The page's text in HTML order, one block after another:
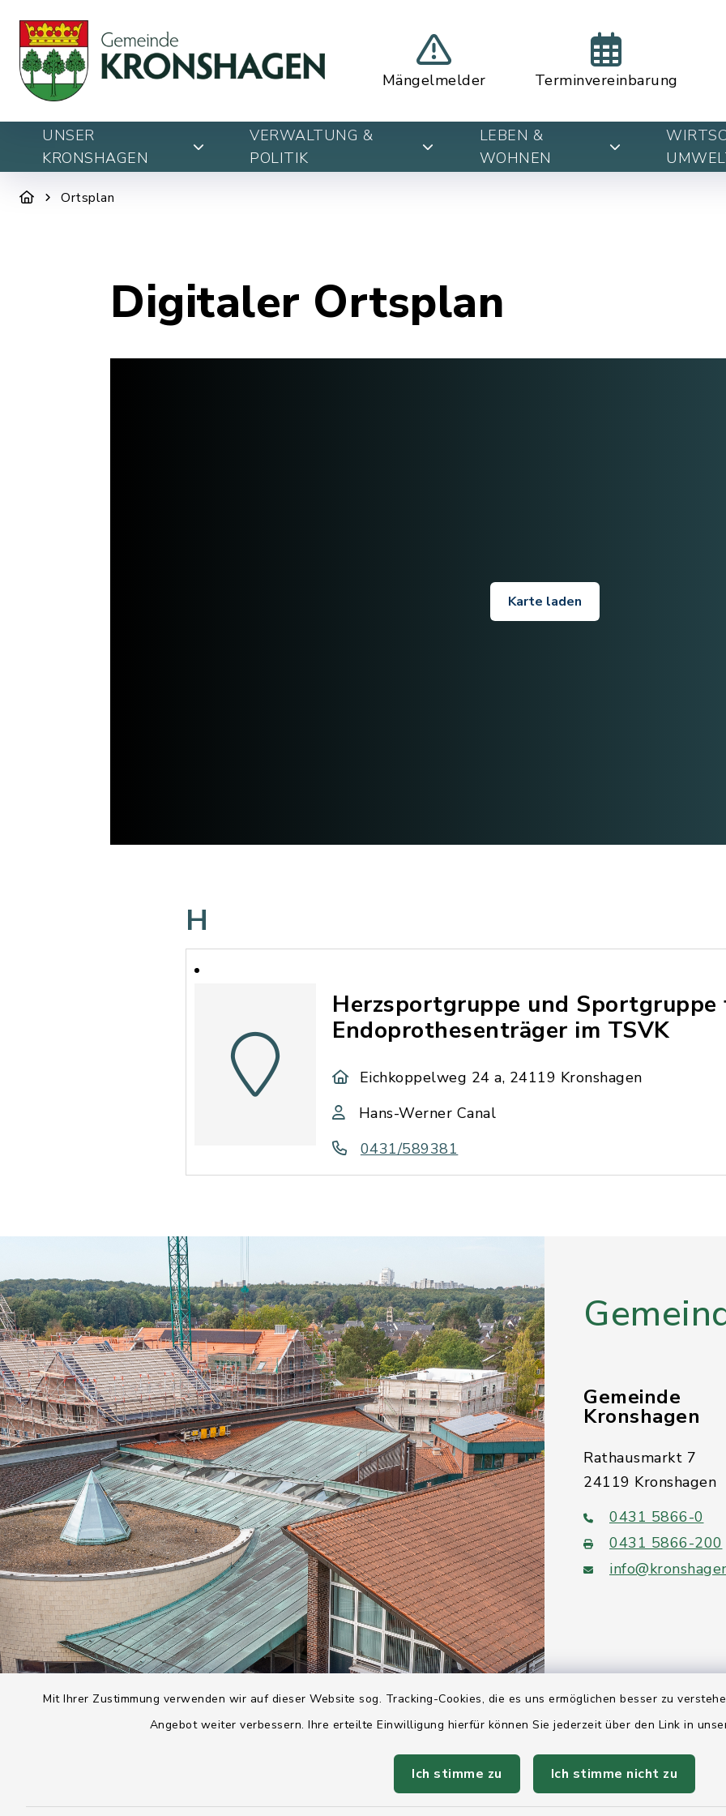
Mit Ihrer Zustimmung verwenden wir auf dieser Website sog. Tracking-Cookies, die es uns ermöglichen besser zu
Angebot weiter verbessern. Ihre erteilte Einwilligung hierfür können Sie jederzeit über den Link in
Ich stimme zu Ich stimme nicht zu
Mängelmelder Terminvereinbarung
UNSER
KRONSHAGEN
VERWALTUNG &
POLITIK
LEBEN &
WOHNEN
Ortsplan
Digitaler Ortsplan
Karte laden
H
Herzsportgruppe und Sportgruppe
Endoprothesenträger im TSVK
Eichkoppelweg 24 a, 24119 Kronshagen
Hans-Werner Canal
0431/589381
Gemeinde
Kronshagen
Rathausmarkt 7
24119 Kronshagen
0431 5866-0
0431 5866-200
Quicklinks
Ihre
Landesregierung
Holstein
Kreis Rendsburg-